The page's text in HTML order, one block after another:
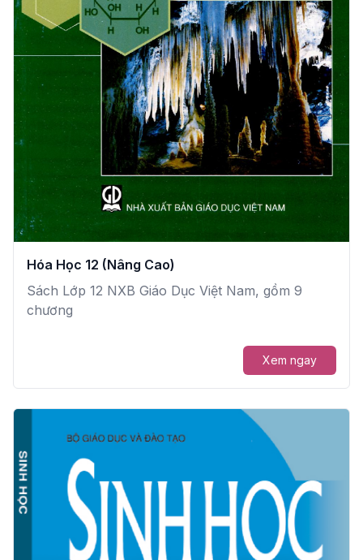
Hóa Học 12 (Nâng Cao)
Sách Lớp 12 NXB Giáo Dục Việt Nam, gồm 9
chương
Xem ngay